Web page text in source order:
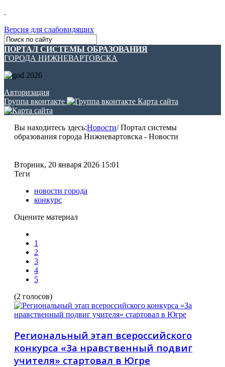
.
Версия для слабовидящих
ПОРТАЛ СИСТЕМЫ ОБРАЗОВАНИЯ
ГОРОДА НИЖНЕВАРТОВСКА
Авторизация
Группа вконтакте
Карта сайта
Вы находитесь здесь:Новости/Портал системы
образования города Нижневартовска - Новости
Вторник, 20 января 2026 15:01
Теги
новости города
конкурс
Оцените материал
1
2
3
4
5
(2 голосов)
Региональный этап всероссийского
конкурса «За нравственный подвиг
учителя» стартовал в Югре